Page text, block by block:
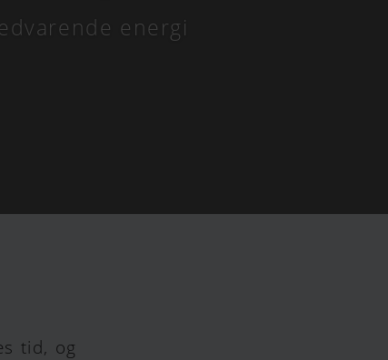
energi
tid, og